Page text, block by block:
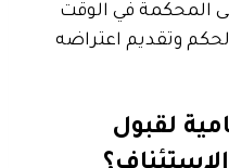
المحكمة في الوقت
وتقديم اعتراضه
لقبول